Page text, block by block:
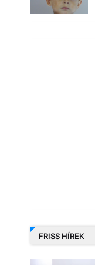
FRISS HÍREK